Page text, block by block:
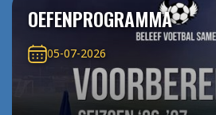
OEFENPROGRAMMA
05-07-2026